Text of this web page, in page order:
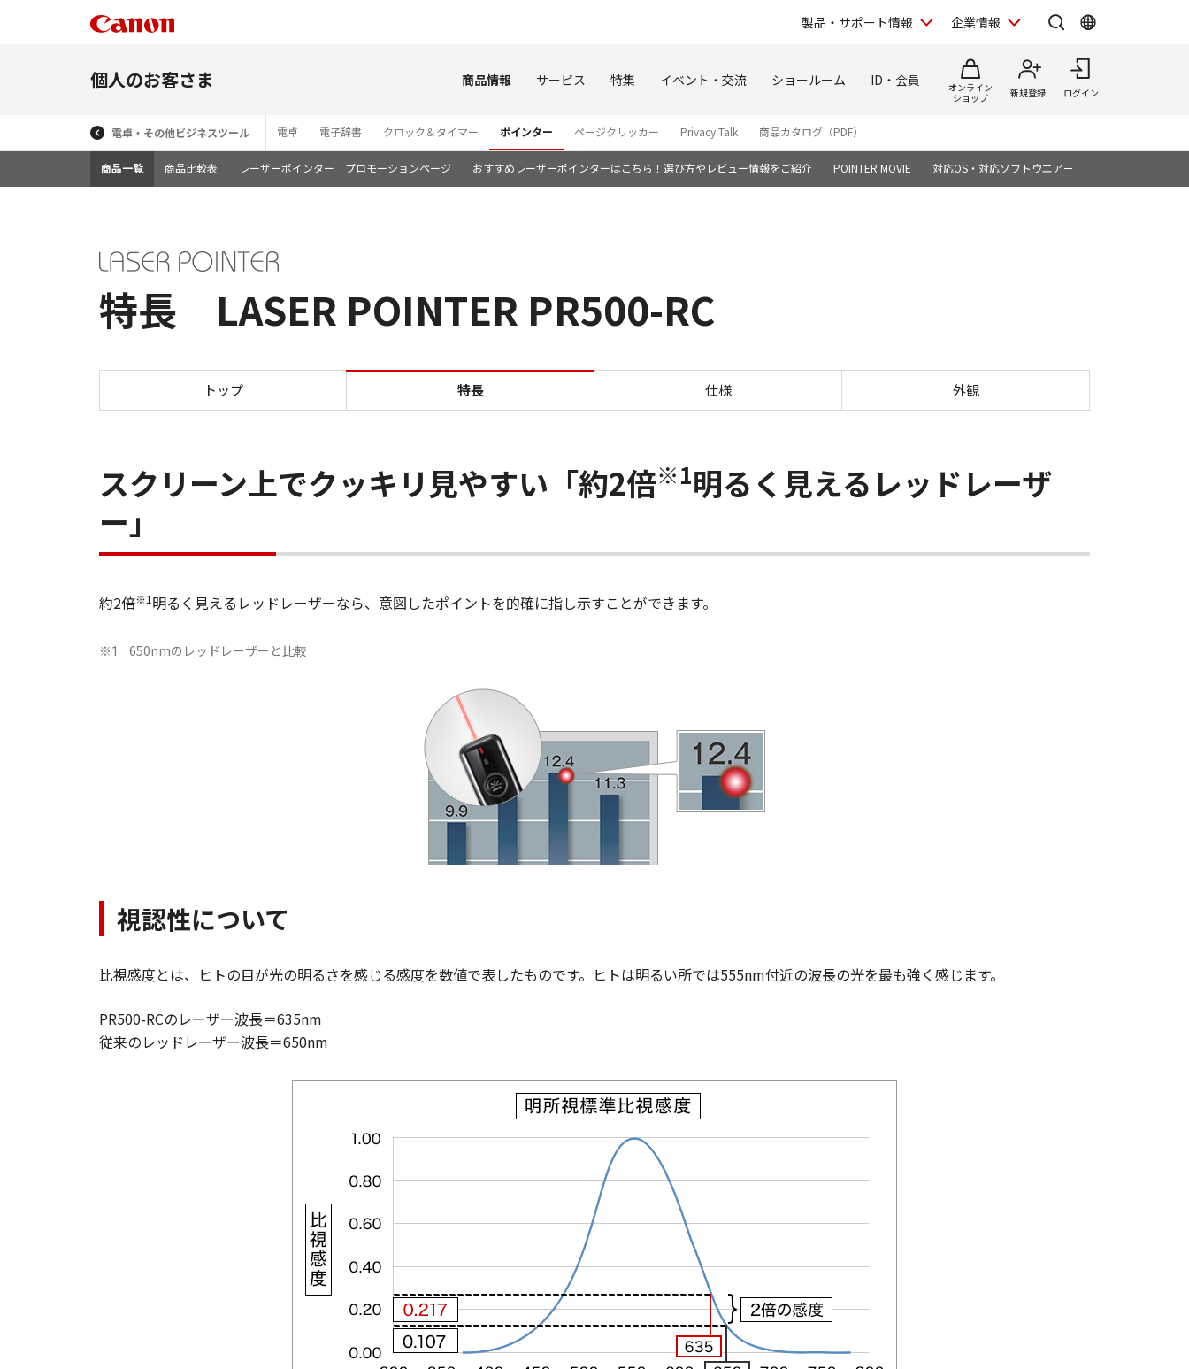
製品・サポート情報 企業情報
個人のお客さま 商品情報 サービス 特集 イベント・交流 ショールーム ID・会員
オンライン
ショップ
新規登録 ログイン
電卓・その他ビジネスツール 電卓 電子辞書 クロック＆タイマー ポインター ページクリッカー Privacy Talk 商品カタログ（PDF）
商品一覧 商品比較表 レーザーポインター プロモーションページ おすすめレーザーポインターはこちら！選び方やレビュー情報をご紹介 POINTER MOVIE 対応OS・対応ソフトウエア一覧
特長 LASER POINTER PR500-RC
特長 LASER POINTER PR500-RC
トップ 特長 仕様 外観
スクリーン上でクッキリ見やすい「約2倍※1明るく見えるレッドレーザ
ー」
約2倍※1 明るく見えるレッドレーザーなら、意図したポイントを的確に指し示すことができます。
※1 650nmのレッドレーザーと比較
視認性について
比視感度とは、ヒトの目が光の明るさを感じる感度を数値で表したものです。ヒトは明るい所では555nm付近の波長の光を最も強く感じます。
PR500-RCのレーザー波長＝635nm
従来のレッドレーザー波長＝650nm